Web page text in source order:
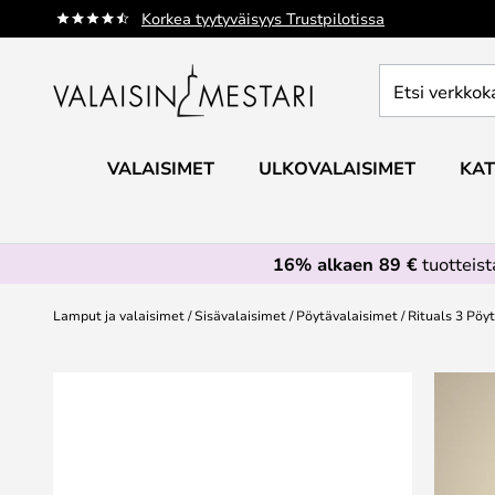
Korkea tyytyväisyys Trustpilotissa
Skip
to
verkkokaupan
VALAISIMET ULKOVALAISIMET
16% alkaen 89 €
Lamput ja valaisimet Sisävalaisimet Pöytävalaisimet Rituals 3